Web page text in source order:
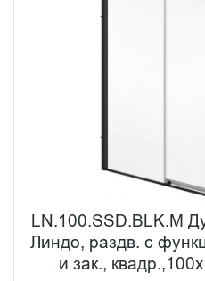
LN.100.SSD.BLK.M
Линдо, раздв. с
и зак.,